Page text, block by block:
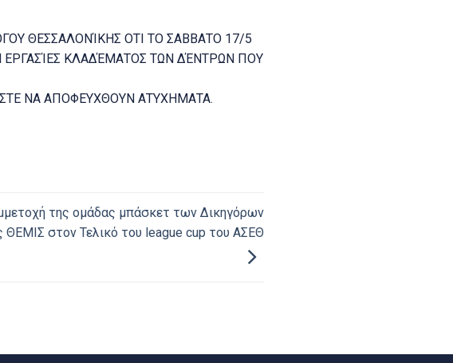
ΘΕΣΣΑΛΟΝΊΚΗΣ ΟΤΙ ΤΟ ΣΑΒΒΑΤΟ 17/5
ΚΛΑΔΈΜΑΤΟΣ ΤΩΝ ΔΈΝΤΡΩΝ ΠΟΥ
ΝΑ ΑΠΟΦΕΥΧΘΟΥΝ ΑΤΥΧΗΜΑΤΑ.
της ομάδας μπάσκετ των Δικηγόρων
ΘΕΜΙΣ στον Τελικό του league cup του ΑΣΕΘ